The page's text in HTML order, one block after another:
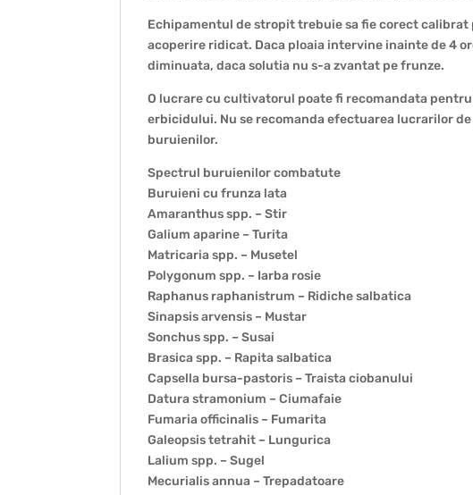
Echipamentul de stropit trebuie sa fie corect
acoperire ridicat. Daca ploaia intervine inainte de 4
diminuata, daca solutia nu s-a zvantat pe frunze.
O lucrare cu cultivatorul poate fi recomandata
erbicidului. Nu se recomanda efectuarea lucrarilor
buruienilor.
Spectrul buruienilor combatute
Buruieni cu frunza lata
Amaranthus spp. – Stir
Galium aparine – Turita
Matricaria spp. – Musetel
Polygonum spp. – Iarba rosie
Raphanus raphanistrum – Ridiche salbatica
Sinapsis arvensis – Mustar
Sonchus spp. – Susai
Brasica spp. – Rapita salbatica
Capsella bursa-pastoris – Traista ciobanului
Datura stramonium – Ciumafaie
Fumaria officinalis – Fumarita
Galeopsis tetrahit – Lungurica
Lalium spp. – Sugel
Mecurialis annua – Trepadatoare